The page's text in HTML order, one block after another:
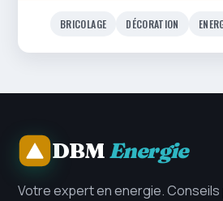
BRICOLAGE DÉCORATION
DBMEnergie
Votre expert en energie. Conseils